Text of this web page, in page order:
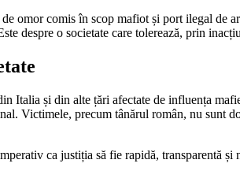
omor comis în scop mafiot și port ilegal de
despre o societate care tolerează, prin
Italia și din alte țări afectate de influența
Victimele, precum tânărul român, nu sunt
ca justiția să fie rapidă, transparentă